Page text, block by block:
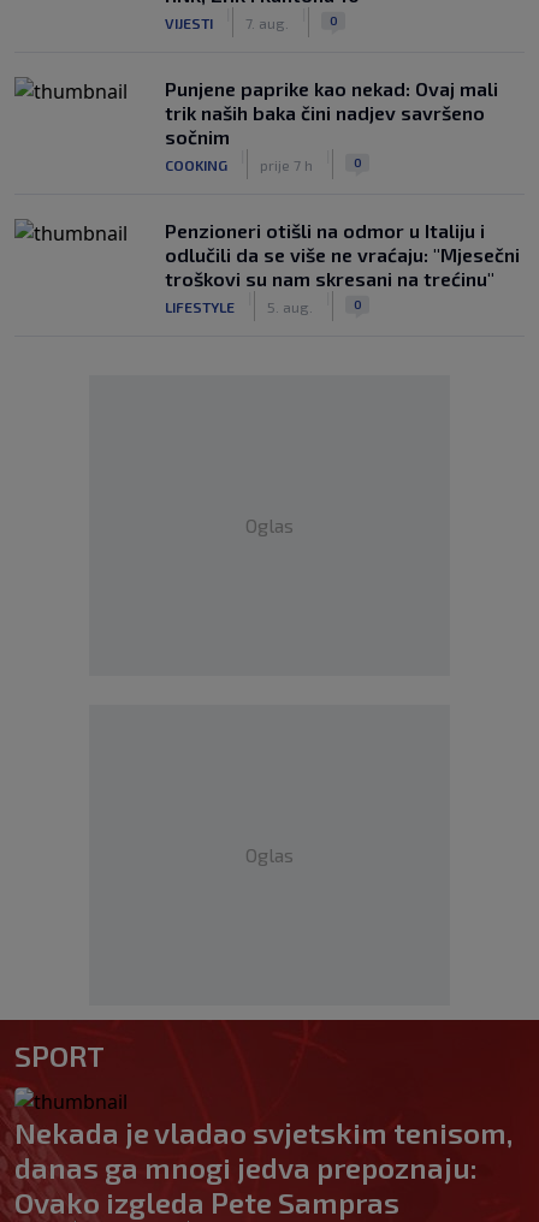
VIJESTI 7. aug. 0
Punjene paprike kao nekad: Ovaj mali
trik naših baka čini nadjev savršeno
sočnim
COOKING prije 7 h 0
Penzioneri otišli na odmor u Italiju i
odlučili da se više ne vraćaju: "Mjesečni
troškovi su nam skresani na trećinu"
LIFESTYLE 5. aug. 0
Oglas
Oglas
SPORT
Nekada je vladao svjetskim tenisom,
danas ga mnogi jedva prepoznaju:
Ovako izgleda Pete Sampras